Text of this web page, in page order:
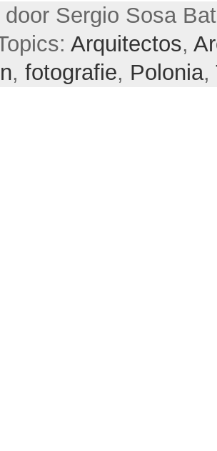
Sergio Sosa
Arquitectos,
, fotografie, Polonia,